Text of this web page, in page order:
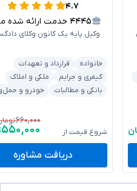
۴.۷
۴۴۴۵ خدمت ارائه شده موفق
وکیل پایه یک کانون وکلای
خانواده
قرارداد و تعهدات
کیفری و جرایم
ملکی و املاک
بانکی و مطالبات
خودرو و
شروع قیمت از
۶۶۰,۰۰۰
۵۵۰,۰۰۰
دریافت مشاوره